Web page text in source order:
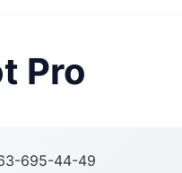
Pro
695-44-49